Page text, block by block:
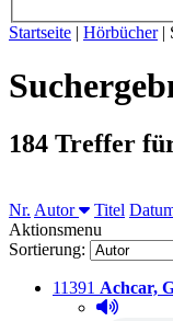
Sie sind hier:
Startseite | Hörbücher|
184 Treffer
Nr. Autor Sortieren
Titel
Aktionsmenu
Sortierung:
Titelnummer:
11391 von
Achcar,
Hörprobe